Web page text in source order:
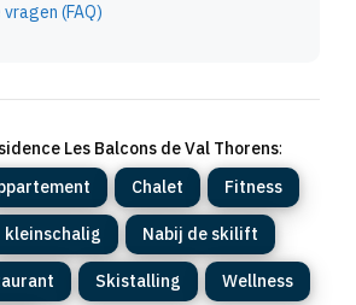
(FAQ)
Les Balcons de Val Thorens:
Chalet Fitness
kleinschalig Nabij de skilift
Skistalling Wellness